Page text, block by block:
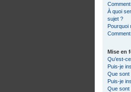
À quoi
sujet ?
Pourquoi
Mise en
Qu’est-
Puis-je
Que sont
Puis-je
Que sont